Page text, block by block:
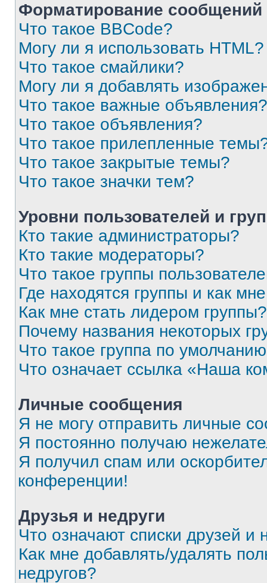
Форматирование
Что такое BBCode?
Могу ли я использовать HTML?
Что такое смайлики?
Могу ли я добавлять
Что такое важные объявления?
Что такое объявления?
Что такое прилепленные
Что такое закрытые темы?
Что такое значки тем?
Уровни пользователей и
Кто такие администраторы?
Кто такие модераторы?
Что такое группы
Где находятся группы и как
Как мне стать лидером группы?
Почему названия некоторых
Что такое группа по
Что означает ссылка «Наша
Личные сообщения
Я не могу отправить личные
Я постоянно получаю
Я получил спам или
конференции!
Друзья и недруги
Что означают списки друзей и
Как мне добавлять/удалять
недругов?